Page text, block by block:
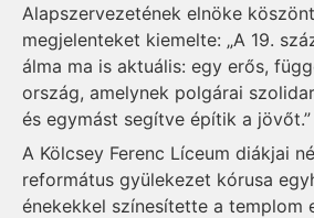
Alapszervezetének elnöke
megjelenteket kiemelte: „A 19.
álma ma is aktuális: egy erős,
ország, amelynek polgárai
és egymást segítve építik a jövőt.”
A Kölcsey Ferenc Líceum diákjai
református gyülekezet kórusa
énekekkel színesítette a templom